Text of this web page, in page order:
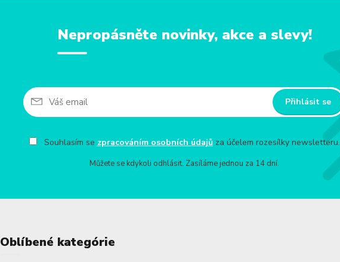
Nepropásněte novinky, akce a slevy!
Přihlásit se
Souhlasím se zpracováním osobních údajůza účelem rozesílky newsletteru.
Můžete se kdykoli odhlásit. Zasíláme jednou za 14 dní.
Oblíbené kategórie